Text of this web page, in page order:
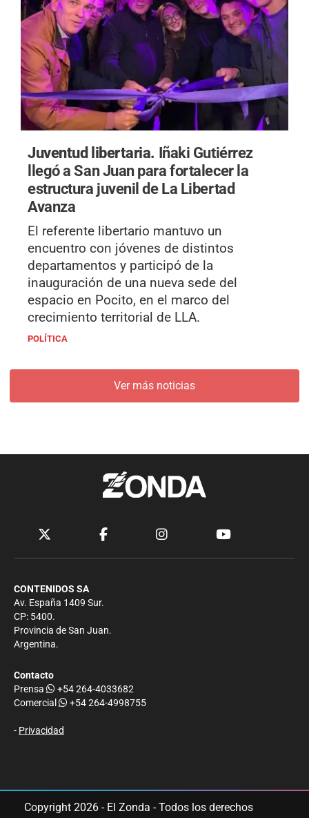
Juventud libertaria. Iñaki Gutiérrez
llegó a San Juan para fortalecer la
estructura juvenil de La Libertad
Avanza
El referente libertario mantuvo un
encuentro con jóvenes de distintos
departamentos y participó de la
inauguración de una nueva sede del
espacio en Pocito, en el marco del
crecimiento territorial de LLA.
POLÍTICA
Ver más noticias
CONTENIDOS SA
Av. España 1409 Sur.
CP: 5400.
Provincia de San Juan.
Argentina.
Contacto
Prensa
+54 264-4033682
Comercial
+54 264-4998755
- Privacidad
Copyright 2026 - El Zonda - Todos los derechos